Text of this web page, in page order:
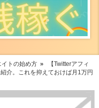
トの始め方»
【Twitterアフィ
介。これを抑えておけば月1万円